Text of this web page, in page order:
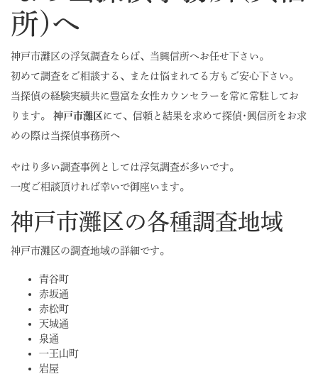
所)へ
神戸市灘区の浮気調査ならば、当興信所へお任せ下さい。
初めて調査をご相談する、または悩まれてる方もご安心下さい。
当探偵の経験実績共に豊富な女性カウンセラーを常に常駐してお
ります。 神戸市灘区 にて、信頼と結果を求めて探偵･興信所をお求
めの際は当探偵事務所へ
やはり多い調査事例としては浮気調査が多いです。
一度ご相談頂ければ幸いで御座います。
神戸市灘区の各種調査地域
神戸市灘区の調査地域の詳細です。
青谷町
赤坂通
赤松町
天城通
泉通
一王山町
岩屋